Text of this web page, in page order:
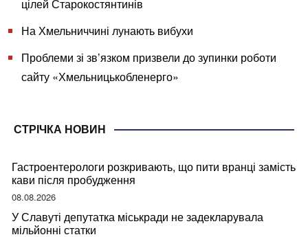
цілей Старокостянтинів
На Хмельниччині лунають вибухи
Проблеми зі зв’язком призвели до зупинки роботи
сайту «Хмельницькобленерго»
СТРІЧКА НОВИН
Гастроентерологи розкривають, що пити вранці замість
кави після пробудження
08.08.2026
У Славуті депутатка міськради не задекларувала
мільйонні статки